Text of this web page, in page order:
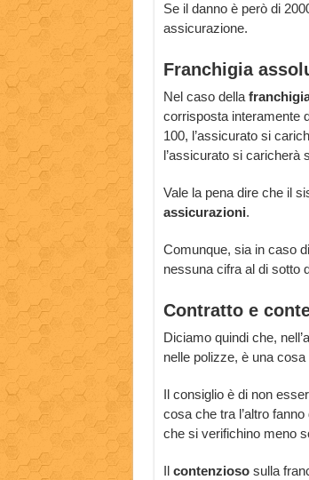
Se il danno è però di
assicurazione.
Franchigia
Nel caso della
corrisposta interamente
100, l’assicurato si
l’assicurato si caricherà
Vale la pena dire che il
assicurazioni.
Comunque, sia in caso
nessuna cifra al di sotto
Contratto e
Diciamo quindi che,
nelle polizze, è una
Il consiglio è di non
cosa che tra l’altro
che si verifichino meno
Il contenziososulla